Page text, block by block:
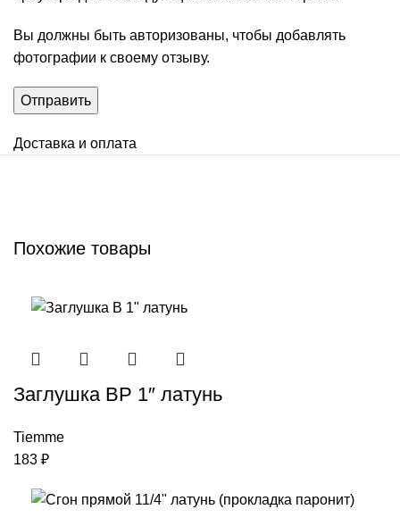
Вы должны быть авторизованы, чтобы добавлять
фотографии к своему отзыву.
Доставка и оплата
Похожие товары
Заглушкa ВР 1″ латунь
Tiemme
183 ₽